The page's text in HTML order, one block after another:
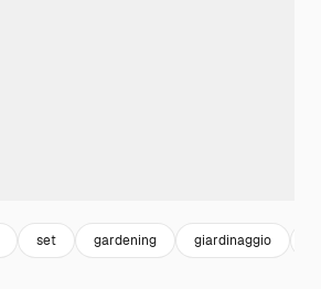
set gardening giardinaggio